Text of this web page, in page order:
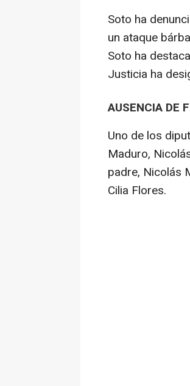
Soto ha
un ataque
Soto ha
Justicia ha
AUSENCIA DE
Uno de los
Maduro,
padre, Nicolás
Cilia Flores.